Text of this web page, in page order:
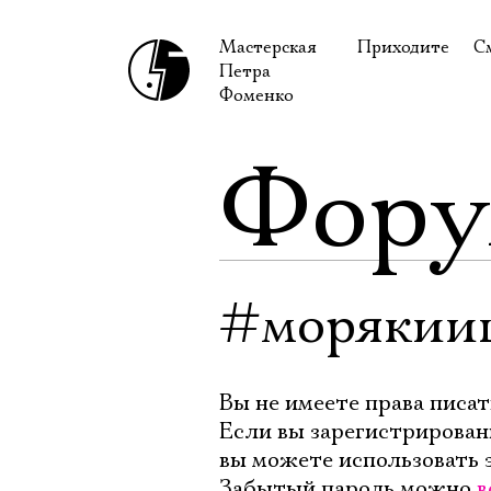
Мастерская
Петра
Фоменко
Приходите
Доступ для
Правила
Вы не имеете права
Если вы
вы можете